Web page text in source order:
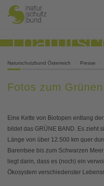
Naturschutzbund Österreich Presse
Fotos zum
Eine Kette von Biotopen entlang
bildet das GRÜNE BAND. Es zieht
Länge von über 12.500 km quer
Barentsee bis zum Schwarzen
liegt darin, dass es (noch) ein
Ökosystem verschiedenster